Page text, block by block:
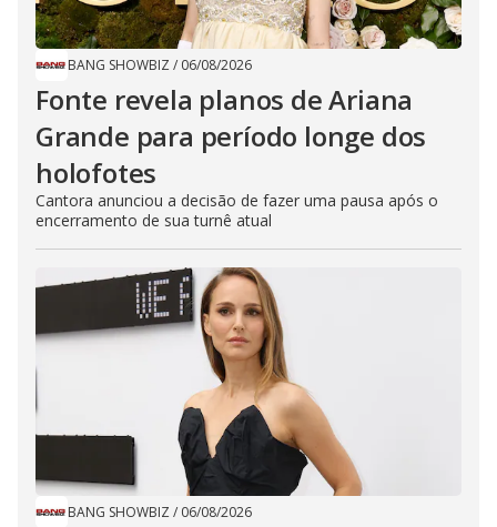
BANG SHOWBIZ / 06/08/2026
Fonte revela planos de Ariana
Grande para período longe dos
holofotes
Cantora anunciou a decisão de fazer uma pausa após o
encerramento de sua turnê atual
BANG SHOWBIZ / 06/08/2026